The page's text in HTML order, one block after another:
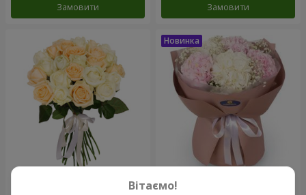
Замовити Замовити
Вітаємо!